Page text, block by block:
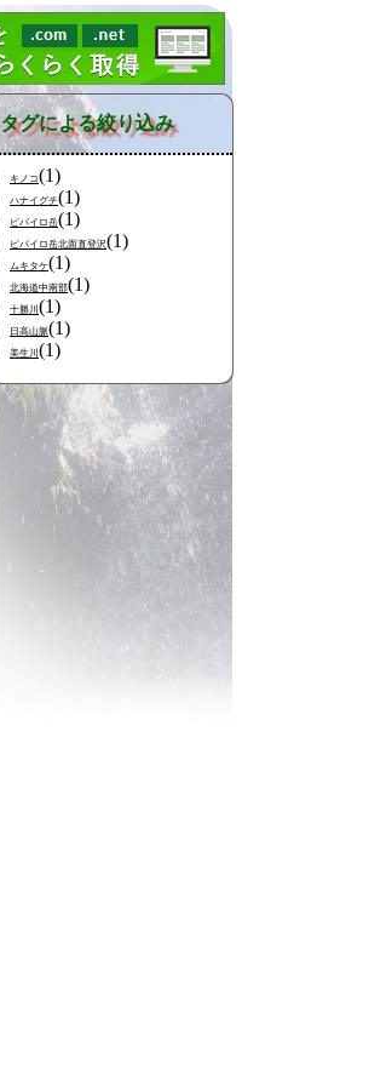
タグによる絞り込み
キノコ(1)
ハナイグチ(1)
ピパイロ岳(1)
ピパイロ岳北面直登沢(1)
ムキタケ(1)
北海道中南部(1)
十勝川 (1)
日高山脈(1)
美生川 (1)